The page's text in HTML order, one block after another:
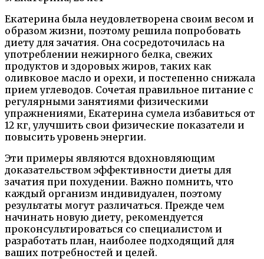
Екатерина была неудовлетворена своим весом и
образом жизни, поэтому решила попробовать
диету для зачатия. Она сосредоточилась на
употреблении нежирного белка, свежих
продуктов и здоровых жиров, таких как
оливковое масло и орехи, и постепенно снижала
прием углеводов. Сочетая правильное питание с
регулярными занятиями физическими
упражнениями, Екатерина сумела избавиться от
12 кг, улучшить свои физические показатели и
повысить уровень энергии.
Эти примеры являются вдохновляющим
доказательством эффективности диеты для
зачатия при похудении. Важно помнить, что
каждый организм индивидуален, поэтому
результаты могут различаться. Прежде чем
начинать новую диету, рекомендуется
проконсультироваться со специалистом и
разработать план, наиболее подходящий для
ваших потребностей и целей.